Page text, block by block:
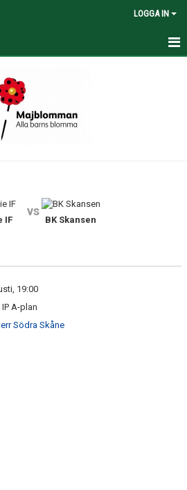
LOGGA IN
IF
vs
BK Skansen
19:00
A-plan
Södra Skåne